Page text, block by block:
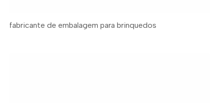
fabricante de embalagem para brinquedos